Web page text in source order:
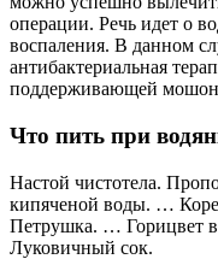
операции. Речь идет о
воспаления. В данном
антибактериальная
поддерживающей
Что пить при
Настой чистотела.
кипяченой воды. …
Петрушка. … Горицвет
Луковичный сок.